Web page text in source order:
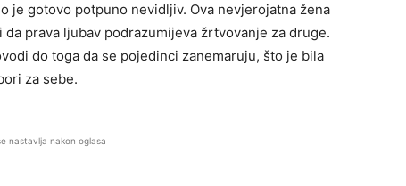
je gotovo potpuno nevidljiv. Ova nevjerojatna žena
prava ljubav podrazumijeva žrtvovanje za druge.
do toga da se pojedinci zanemaruju, što je bila
za sebe.
nastavlja nakon oglasa